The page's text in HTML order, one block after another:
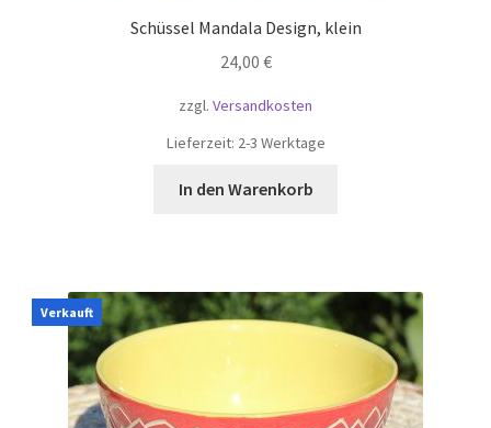
Schüssel Mandala Design, klein
24,00 €
zzgl. Versandkosten
Lieferzeit: 2-3 Werktage
In den Warenkorb
Verkauft